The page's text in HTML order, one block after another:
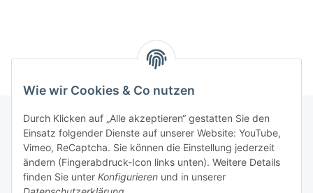
Wie wir Cookies & Co nutzen
Durch Klicken auf „Alle akzeptieren“ gestatten Sie den
Einsatz folgender Dienste auf unserer Website: YouTube,
Vimeo, ReCaptcha. Sie können die Einstellung jederzeit
ändern (Fingerabdruck-Icon links unten). Weitere Details
finden Sie unter Konfigurieren und in unserer
Informationen
Gesetzliche Informationen